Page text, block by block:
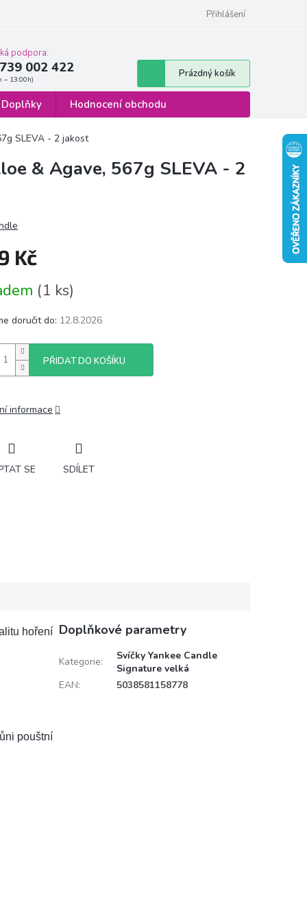
Formulář pro odstoupení od smlouvy
Přihlášení
podpora:
002 422
Nákupní
košík
Prázdný košík
Doplňky Hodnocení obchodu
SLEVA - 2 jakost
& Agave, 567g SLEVA - 2
Kč
(1 ks)
doručit do: 12.8.2026
PŘIDAT DO KOŠÍKU
informace
SE SDÍLET
hoření
pouštní
Doplňkové parametry
Kategorie:
Svíčky Yankee Candle
Signature velká
EAN: 5038581158778